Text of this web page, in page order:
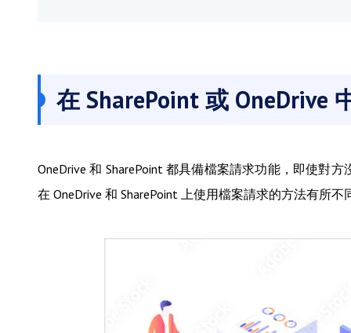
在 SharePoint 或 OneDrive
OneDrive 和 SharePoint 都具備檔案請求功能，即使對
在 OneDrive 和 SharePoint 上使用檔案請求的方法有所